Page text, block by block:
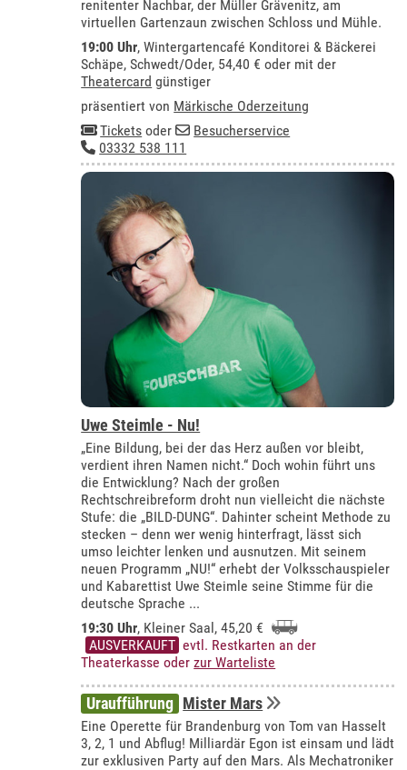
renitenter Nachbar, der Müller Grävenitz, am
virtuellen Gartenzaun zwischen Schloss und Mühle.
19:00 Uhr,Wintergartencafé Konditorei & Bäckerei
Schäpe, Schwedt/Oder, 54,40 € oder mit der
Theatercard günstiger
präsentiert von Märkische Oderzeitung
Tickets oder
Besucherservice
03332 538 111
Uwe Steimle - Nu!
„Eine Bildung, bei der das Herz außen vor bleibt,
verdient ihren Namen nicht.“ Doch wohin führt uns
die Entwicklung? Nach der großen
Rechtschreibreform droht nun vielleicht die nächste
Stufe: die „BILD-DUNG“. Dahinter scheint Methode zu
stecken – denn wer wenig hinterfragt, lässt sich
umso leichter lenken und ausnutzen. Mit seinem
neuen Programm „NU!“ erhebt der Volksschauspieler
und Kabarettist Uwe Steimle seine Stimme für die
deutsche Sprache ...
19:30 Uhr, Kleiner Saal, 45,20 €
AUSVERKAUFT evtl. Restkarten an der
Theaterkasse oderzur Warteliste
Uraufführung Mister Mars
Eine Operette für Brandenburg von Tom van Hasselt
3, 2, 1 und Abflug! Milliardär Egon ist einsam und lädt
zur exklusiven Party auf den Mars. Als Mechatroniker